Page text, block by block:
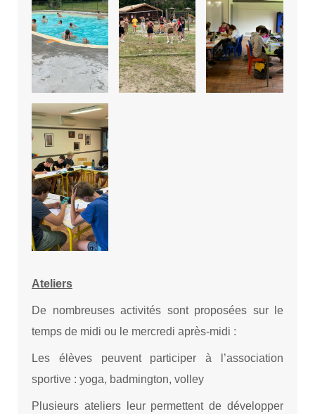
Ateliers
De nombreuses activités sont proposées sur le
temps de midi ou le mercredi après-midi :
Les élèves peuvent participer à l’association
sportive : yoga, badmington, volley
Plusieurs ateliers leur permettent de développer